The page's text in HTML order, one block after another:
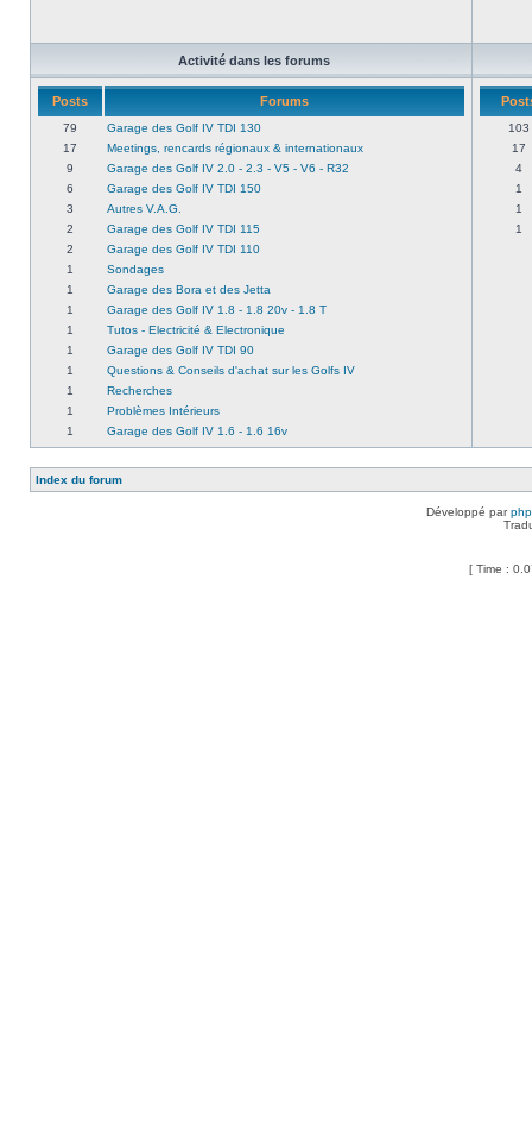
Activité dans les forums
Posts Forums
79
Garage des Golf IV TDI 130
17
Meetings, rencards régionaux & internationaux
9
Garage des Golf IV 2.0 - 2.3 - V5 - V6 - R32
6
Garage des Golf IV TDI 150
3
Autres V.A.G.
2
Garage des Golf IV TDI 115
2
Garage des Golf IV TDI 110
1
Sondages
1
Garage des Bora et des Jetta
1
Garage des Golf IV 1.8 - 1.8 20v - 1.8 T
1
Tutos - Electricité & Electronique
1
Garage des Golf IV TDI 90
1
Questions & Conseils d'achat sur les Golfs IV
1
Recherches
1
Problèmes Intérieurs
1
Garage des Golf IV 1.6 - 1.6 16v
103
17
4
1
1
1
Index du forum
Développé par
[ Time :